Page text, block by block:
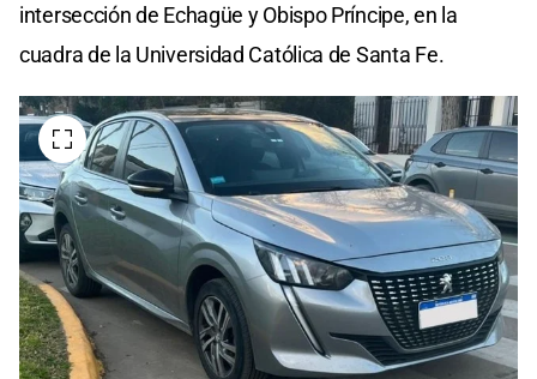
intersección de Echagüe y Obispo Príncipe, en la
cuadra de la Universidad Católica de Santa Fe.